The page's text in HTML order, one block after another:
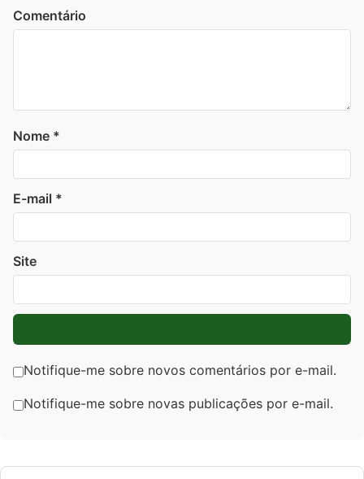
Comentário
Nome *
E-mail *
Site
Notifique-me sobre novos comentários por e-mail.
Notifique-me sobre novas publicações por e-mail.